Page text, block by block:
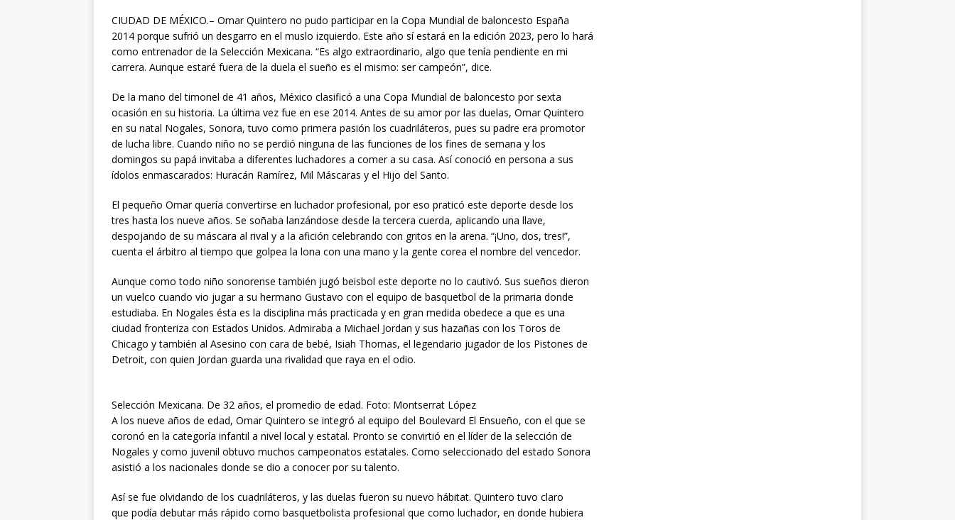
CIUDAD DE MÉXICO.– Omar Quintero no pudo participar en la Copa Mundial de baloncesto España
2014 porque sufrió un desgarro en el muslo izquierdo. Este año sí estará en la edición 2023, pero lo hará
como entrenador de la Selección Mexicana. “Es algo extraordinario, algo que tenía pendiente en mi
carrera. Aunque estaré fuera de la duela el sueño es el mismo: ser campeón”, dice.
De la mano del timonel de 41 años, México clasificó a una Copa Mundial de baloncesto por sexta
ocasión en su historia. La última vez fue en ese 2014. Antes de su amor por las duelas, Omar Quintero
en su natal Nogales, Sonora, tuvo como primera pasión los cuadriláteros, pues su padre era promotor
de lucha libre. Cuando niño no se perdió ninguna de las funciones de los fines de semana y los
domingos su papá invitaba a diferentes luchadores a comer a su casa. Así conoció en persona a sus
ídolos enmascarados: Huracán Ramírez, Mil Máscaras y el Hijo del Santo.
El pequeño Omar quería convertirse en luchador profesional, por eso praticó este deporte desde los
tres hasta los nueve años. Se soñaba lanzándose desde la tercera cuerda, aplicando una llave,
despojando de su máscara al rival y a la afición celebrando con gritos en la arena. “¡Uno, dos, tres!”,
cuenta el árbitro al tiempo que golpea la lona con una mano y la gente corea el nombre del vencedor.
Aunque como todo niño sonorense también jugó beisbol este deporte no lo cautivó. Sus sueños dieron
un vuelco cuando vio jugar a su hermano Gustavo con el equipo de basquetbol de la primaria donde
estudiaba. En Nogales ésta es la disciplina más practicada y en gran medida obedece a que es una
ciudad fronteriza con Estados Unidos. Admiraba a Michael Jordan y sus hazañas con los Toros de
Chicago y también al Asesino con cara de bebé, Isiah Thomas, el legendario jugador de los Pistones de
Detroit, con quien Jordan guarda una rivalidad que raya en el odio.
Selección Mexicana. De 32 años, el promedio de edad. Foto: Montserrat López
A los nueve años de edad, Omar Quintero se integró al equipo del Boulevard El Ensueño, con el que se
coronó en la categoría infantil a nivel local y estatal. Pronto se convirtió en el líder de la selección de
Nogales y como juvenil obtuvo muchos campeonatos estatales. Como seleccionado del estado Sonora
asistió a los nacionales donde se dio a conocer por su talento.
Así se fue olvidando de los cuadriláteros, y las duelas fueron su nuevo hábitat. Quintero tuvo claro
que podía debutar más rápido como basquetbolista profesional que como luchador, en donde hubiera